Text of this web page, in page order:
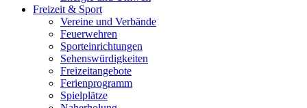
Freizeit & Sport
Vereine und Verbände
Feuerwehren
Sporteinrichtungen
Sehenswürdigkeiten
Freizeitangebote
Ferienprogramm
Spielplätze